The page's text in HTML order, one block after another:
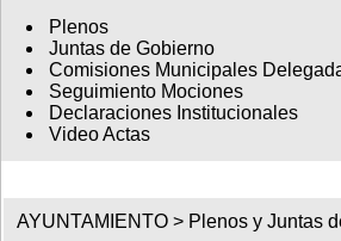
Plenos
Juntas de Gobierno
Comisiones Municipales
Seguimiento Mociones
Declaraciones Institucionales
Video Actas
AYUNTAMIENTO > Plenos y Juntas